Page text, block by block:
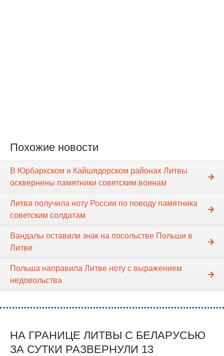
Похожие новости
В Юрбаркском и Кайшядорском районах Литвы
осквернены памятники советским воинам
Литва получила ноту России по поводу памятника
советским солдатам
Вандалы оставили знак на посольстве Польши в
Литве
Польша направила Литве ноту с выражением
недовольства
НА ГРАНИЦЕ ЛИТВЫ С БЕЛАРУСЬЮ
ЗА СУТКИ РАЗВЕРНУЛИ 13